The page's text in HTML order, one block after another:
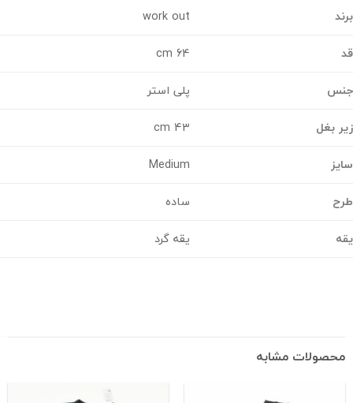
work out
64 cm
پلی استر
بغل
43 cm
Medium
ساده
یقه گرد
مشابه